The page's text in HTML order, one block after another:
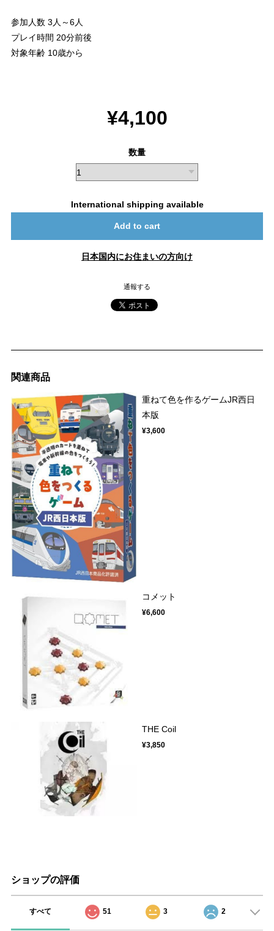
参加人数 3人～6人
プレイ時間 20分前後
対象年齢 10歳から
¥4,100
数量
International shipping available
Add to cart
日本国内にお住まいの方向け
通報する
関連商品
重ねて色を作るゲームJR西日
本版
¥3,600
コメット
¥6,600
THE Coil
¥3,850
ショップの評価
すべて 51 3 2